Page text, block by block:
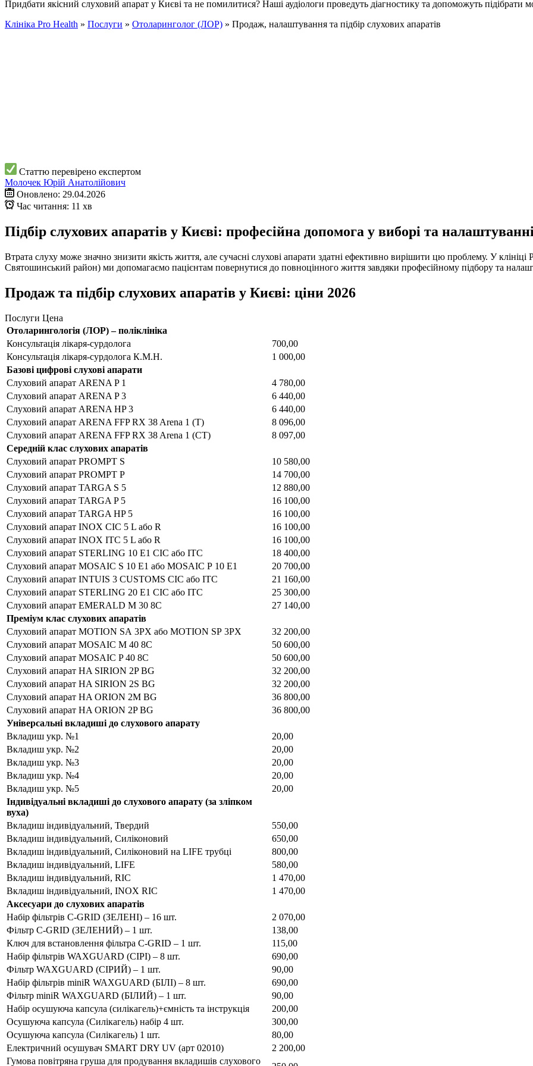
Придбати якісний слуховий апарат у Києві та не помилитися? Наші аудіологи проведуть діагностику та допоможуть
Клініка Pro Health » Послуги » Отоларинголог (ЛОР) » Продаж, налаштування та підбір слухових апаратів
Статтю перевірено експертом
Молочек Юрій Анатолійович
Оновлено: 29.04.2026
Час читання: 11 хв
Підбір слухових апаратів у Києві: професійна допомога у виборі та
Втрата слуху може значно знизити якість життя, але сучасні слухові апарати здатні ефективно вирішити цю проблему. У
Святошинський район) ми допомагаємо пацієнтам повернутися до повноцінного життя завдяки професійному підбору та
Продаж та підбір слухових апаратів у Києві: ціни 2026
Послуги Цена
Отоларингологія (ЛОР) – поліклініка
Консультація лікаря-сурдолога
700,00
Консультація лікаря-сурдолога К.М.Н.
1 000,00
Базові цифрові слухові апарати
Слуховий апарат ARENA P 1
4 780,00
Слуховий апарат ARENA P 3
6 440,00
Слуховий апарат ARENA HP 3
6 440,00
Слуховий апарат ARENA FFP RX 38 Arena 1 (T)
8 096,00
Слуховий апарат ARENA FFP RX 38 Arena 1 (CT)
8 097,00
Середній клас слухових апаратів
Слуховий апарат PROMPT S
10 580,00
Слуховий апарат PROMPT Р
14 700,00
Слуховий апарат TARGA S 5
12 880,00
Слуховий апарат TARGA P 5
16 100,00
Слуховий апарат TARGA HP 5
16 100,00
Слуховий апарат INOX CIC 5 L або R
16 100,00
Слуховий апарат INOX ITC 5 L або R
16 100,00
Слуховий апарат STERLING 10 E1 CIC або ITC
18 400,00
Слуховий апарат MOSAIC S 10 E1 або MOSAIC Р 10 E1
20 700,00
Слуховий апарат INTUIS 3 CUSTOMS CIC або ITC
21 160,00
Слуховий апарат STERLING 20 E1 CIC або ITC
25 300,00
Слуховий апарат EMERALD M 30 8C
27 140,00
Преміум клас слухових апаратів
Слуховий апарат MOTION SА 3PX або MOTION SР 3PX
32 200,00
Слуховий апарат MOSAIC M 40 8C
50 600,00
Слуховий апарат MOSAIC P 40 8C
50 600,00
Слуховий апарат HA SIRION 2P BG
32 200,00
Слуховий апарат HA SIRION 2S BG
32 200,00
Слуховий апарат HA ORION 2M BG
36 800,00
Слуховий апарат HA ORION 2P BG
36 800,00
Універсальні вкладиші до слухового апарату
Вкладиш укр. №1
20,00
Вкладиш укр. №2
20,00
Вкладиш укр. №3
20,00
Вкладиш укр. №4
20,00
Вкладиш укр. №5
20,00
Індивідуальні вкладиші до слухового апарату (за зліпком
вуха)
Вкладиш індивідуальний, Твердий
550,00
Вкладиш індивідуальний, Силіконовий
650,00
Вкладиш індивідуальний, Силіконовий на LIFE трубці
800,00
Вкладиш індивідуальний, LIFE
580,00
Вкладиш індивідуальний, RIC
1 470,00
Вкладиш індивідуальний, INOX RIC
1 470,00
Аксесуари до слухових апаратів
Набір фільтрів C-GRID (ЗЕЛЕНІ) – 16 шт.
2 070,00
Фільтр C-GRID (ЗЕЛЕНИЙ) – 1 шт.
138,00
Ключ для встановлення фільтра C-GRID – 1 шт.
115,00
Набір фільтрів WAXGUARD (СІРІ) – 8 шт.
690,00
Фільтр WAXGUARD (СІРИЙ) – 1 шт.
90,00
Набір фільтрів miniR WAXGUARD (БІЛІ) – 8 шт.
690,00
Фільтр miniR WAXGUARD (БІЛИЙ) – 1 шт.
90,00
Набір осушуюча капсула (силікагель)+ємність та інструкція
200,00
Осушуюча капсула (Силікагель) набір 4 шт.
300,00
Осушуюча капсула (Силікагель) 1 шт.
80,00
Електричний осушувач SMART DRY UV (арт 02010)
2 200,00
Гумова повітряна груша для продування вкладишів слухового